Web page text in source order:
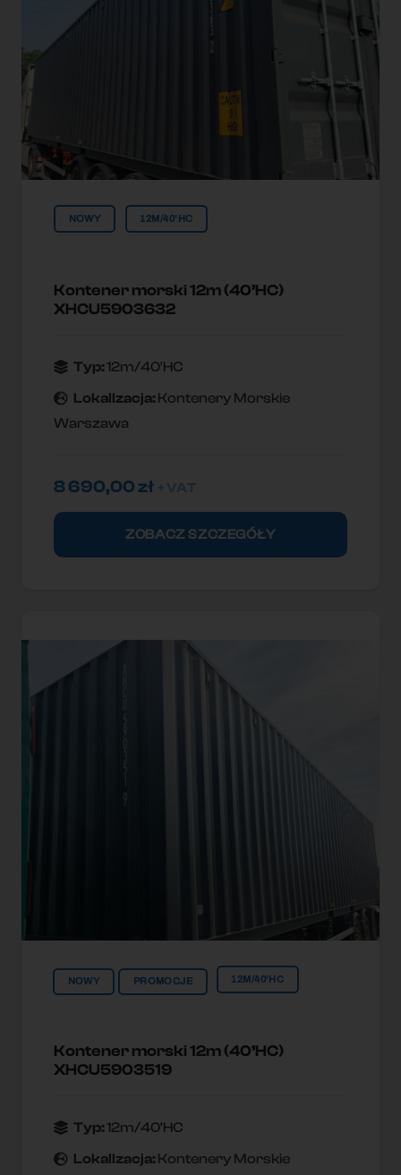
NOWY 12M/40'HC
Kontener morski 12m (40’HC)
XHCU5903632
Typ:12m/40'HC
Lokallzacja: Kontenery Morskie
Warszawa
8 690,00zł
ZOBACZ SZCZEGÓŁY
NOWY PROMOCJE 12M/40'HC
Kontener morski 12m (40’HC)
XHCU5903519
Typ:12m/40'HC
Lokallzacja: Kontenery Morskie